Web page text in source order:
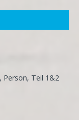
Person, Teil 1&2